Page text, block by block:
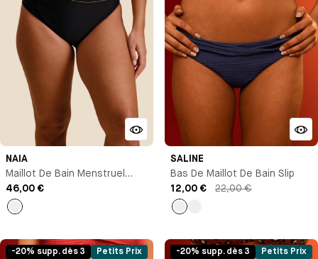
NAIA
Maillot De Bain Menstruel
Culotte Taille Haute
46,00 €
SALINE
Bas De Maillot De Bain Slip
12,00 €
22,00 €
-20% supp. dès 3 Petits Prix -20% supp. dès 3 Petits Prix